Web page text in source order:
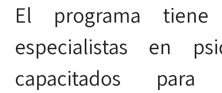
El programa
especialistas en
capacitados